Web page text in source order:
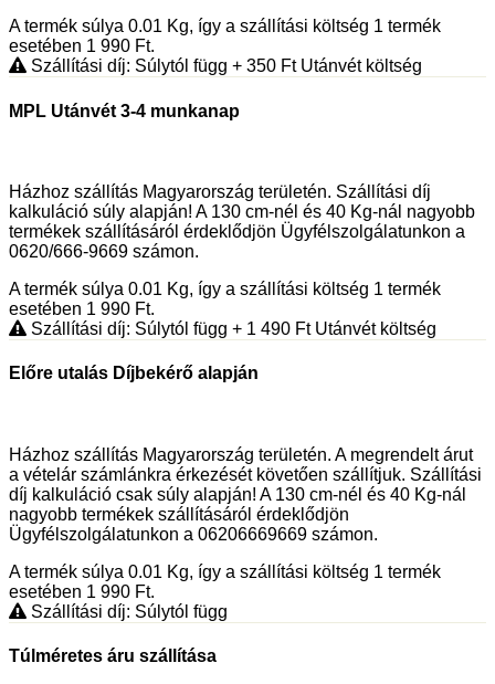
A termék súlya 0.01 Kg, így a szállítási költség 1 termék
esetében 1 990 Ft.
Szállítási díj: Súlytól függ + 350 FtUtánvét költség
MPL Utánvét 3-4 munkanap
Házhoz szállítás Magyarország területén. Szállítási díj
kalkuláció súly alapján! A 130 cm-nél és 40 Kg-nál nagyobb
termékek szállításáról érdeklődjön Ügyfélszolgálatunkon a
0620/666-9669 számon.
A termék súlya 0.01 Kg, így a szállítási költség 1 termék
esetében 1 990 Ft.
Szállítási díj: Súlytól függ + 1 490 FtUtánvét költség
Előre utalás Díjbekérő alapján
Házhoz szállítás Magyarország területén. A megrendelt árut
a vételár számlánkra érkezését követően szállítjuk. Szállítási
díj kalkuláció csak súly alapján! A 130 cm-nél és 40 Kg-nál
nagyobb termékek szállításáról érdeklődjön
Ügyfélszolgálatunkon a 06206669669 számon.
A termék súlya 0.01 Kg, így a szállítási költség 1 termék
esetében 1 990 Ft.
Szállítási díj: Súlytól függ
Túlméretes áru szállítása